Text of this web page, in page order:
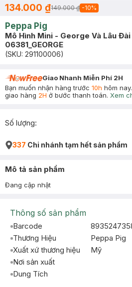
134.000 ₫149.000 ₫ -10%
Peppa Pig
Mô Hình Mini - George Và Lâu
06381_GEORGE
(SKU: 291100006)
Giao Nhanh Miễn Phí 2H
Bạn muốn nhận hàng trước 10h hôm
giao hàng 2H ở bước thanh toán. Xem
Số lượng:
337 Chi nhánh tạm hết sản phẩm
Mô tả sản phẩm
Đang cập nhật
Thông số sản phẩm
Barcode
Thương Hiệu
Peppa Pig
Xuất xứ thương hiệu
Mỹ
Nơi sản xuất
Dung Tích